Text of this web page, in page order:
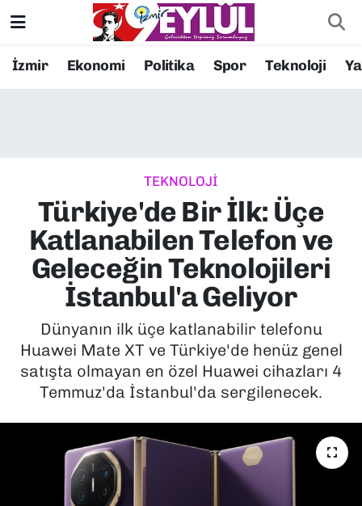
İzmir Ekonomi Politika Spor Teknoloji
TEKNOLOJİ
Türkiye'de Bir İlk: Üçe
Katlanabilen Telefon ve
Geleceğin Teknolojileri
İstanbul'a Geliyor
Dünyanın ilk üçe katlanabilir telefonu
Huawei Mate XT ve Türkiye'de henüz genel
satışta olmayan en özel Huawei cihazları 4
Temmuz'da İstanbul'da sergilenecek.
Resmi İlanlar
EKONOMİ
KÜLTÜR SANAT
MAGAZİN
POLİTİKA
SAĞLIK
TEKNOLOJİ
Konak Nöbetçi Eczaneler
Süper Lig Puan Durumu ve Fikstür
Tüm Manşetler
Son Dakika Haberleri
Haber Arşivi